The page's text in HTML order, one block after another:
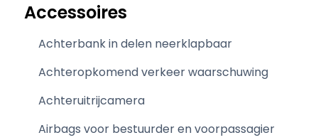
Accessoires
Achterbank in delen neerklapbaar
Achteropkomend verkeer waarschuwing
Achteruitrijcamera
Airbags voor bestuurder en voorpassagier